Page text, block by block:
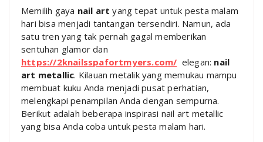
Memilih gaya nail art yang tepat untuk pesta malam
hari bisa menjadi tantangan tersendiri. Namun, ada
satu tren yang tak pernah gagal memberikan
sentuhan glamor dan
https://2knailsspafortmyers.com/ elegan: nail
art metallic. Kilauan metalik yang memukau mampu
membuat kuku Anda menjadi pusat perhatian,
melengkapi penampilan Anda dengan sempurna.
Berikut adalah beberapa inspirasi nail art metallic
yang bisa Anda coba untuk pesta malam hari.